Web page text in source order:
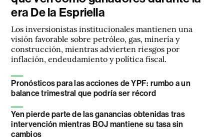
era De la Espriella
Los inversionistas institucionales mantienen una
visión favorable sobre petróleo, gas, minería y
construcción, mientras advierten riesgos por
inflación, endeudamiento y política fiscal.
Pronósticos para las acciones de YPF: rumbo a un
balance trimestral que podría ser récord
Yen pierde parte de las ganancias obtenidas tras
intervención mientras BOJ mantiene su tasa sin
cambios